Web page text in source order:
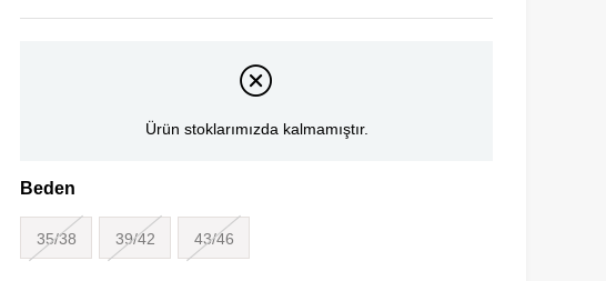
Ürün stoklarımızda kalmamıştır.
Beden
35/38 39/42 43/46